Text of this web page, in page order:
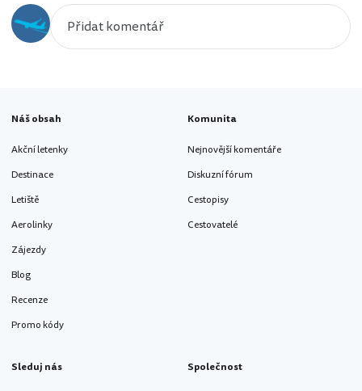
Náš obsah
Akční letenky
Destinace
Letiště
Aerolinky
Zájezdy
Blog
Recenze
Promo kódy
Komunita
Nejnovější komentáře
Diskuzní fórum
Cestopisy
Cestovatelé
Sleduj nás Společnost